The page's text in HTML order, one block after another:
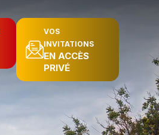
VOS
INVITATIONS
EN ACCÈS
PRIVÉ